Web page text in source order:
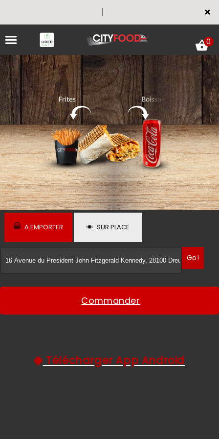
×
ACCUEIL
LA CARTE
VOTRE COMPTE
NOTRE RESTAURANT
VOS AVIS
0
A EMPORTER SUR PLACE
Go!
Commander
Télécharger App Android